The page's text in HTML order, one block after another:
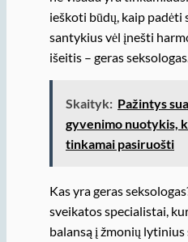
ieškoti būdų, kaip padėti
santykius vėl įnešti
išeitis – geras seksologas.
Skaityk: Pažintys
gyvenimo nuotykis,
tinkamai pasiruošti
Kas yra geras
sveikatos specialistai,
balansą į žmonių